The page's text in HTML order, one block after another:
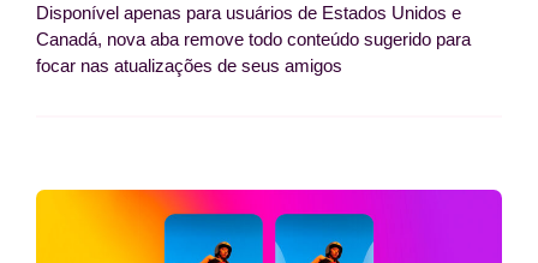
Disponível apenas para usuários de Estados Unidos e
Canadá, nova aba remove todo conteúdo sugerido para
focar nas atualizações de seus amigos